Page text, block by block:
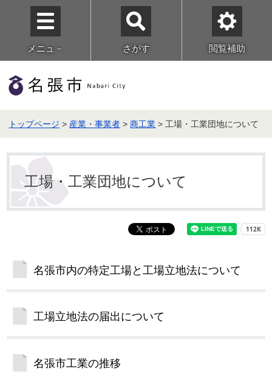
メニュ－ さがす 閲覧補助
トップページ > 産業・事業者 >商工業 > 工場・工業団地について
工場・工業団地について
名張市内の特定工場と工場立地法について
工場立地法の届出について
名張市工業の推移